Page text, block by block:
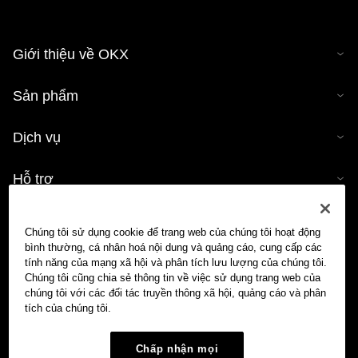
Giới thiệu về OKX
Sản phẩm
Dịch vụ
Hỗ trợ
Công cụ tính tiền mã hóa
Giao dịch
Chúng tôi sử dụng cookie để trang web của chúng tôi hoạt động
bình thường, cá nhân hoá nội dung và quảng cáo, cung cấp các
tính năng của mạng xã hội và phân tích lưu lượng của chúng tôi.
Chúng tôi cũng chia sẻ thông tin về việc sử dụng trang web của
chúng tôi với các đối tác truyền thông xã hội, quảng cáo và phân
tích của chúng tôi.
Chấp nhận mọi